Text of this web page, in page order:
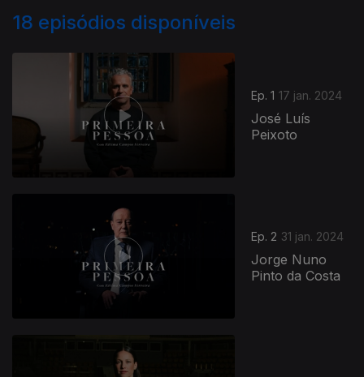
18 episódios disponíveis
Ep. 1 17 jan. 2024
José Luís
Peixoto
Ep. 2 31 jan. 2024
Jorge Nuno
Pinto da Costa